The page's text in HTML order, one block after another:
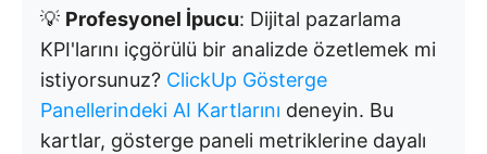
💡 Profesyonel İpucu: Dijital pazarlama
KPI'larını içgörülü bir analizde özetlemek mi
istiyorsunuz? ClickUp Gösterge
Panellerindeki AI Kartlarını deneyin. Bu
kartlar, gösterge paneli metriklerine dayalı